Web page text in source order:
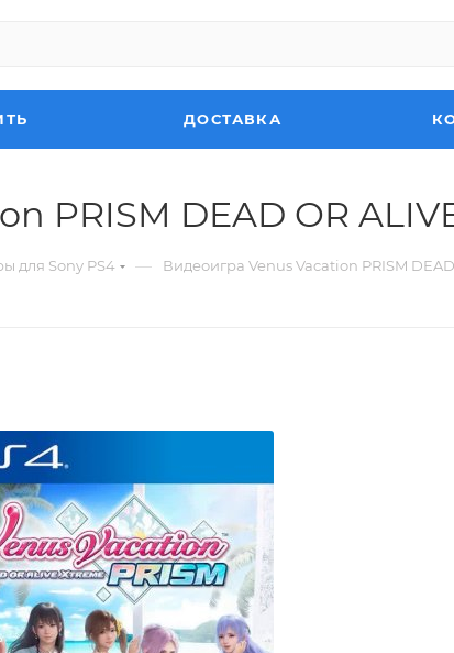
ДОСТАВКА
PRISM DEAD OR
для Sony PS4 — Видеоигра Venus Vacation PRISM